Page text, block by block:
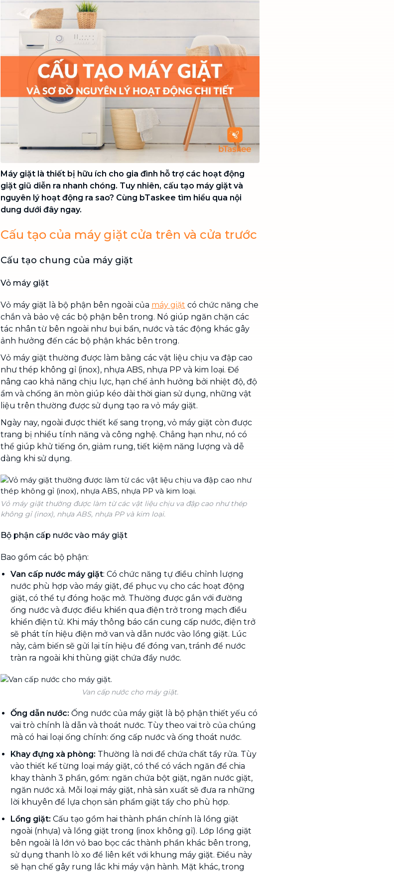
Chuyển nhà trọn gói, không lo dọn
dẹp nơi đi nơi đến
Vệ sinh công nghiệp NEW
Vệ sinh chuyên nghiệp cho văn
phòng, nhà xưởng, công trình lớn
Máy giặt là thiết bị hữu ích cho gia đình hỗ trợ các hoạt động
giặt giũ diễn ra nhanh chóng. Tuy nhiên, cấu tạo máy giặt và
nguyên lý hoạt động ra sao? Cùng bTaskee tìm hiểu qua nội
dung dưới đây ngay.
Cấu tạo của máy giặt cửa trên và cửa trước
Cấu tạo chung của máy giặt
Vỏ máy giặt
Vỏ máy giặt là bộ phận bên ngoài của máy giặt có chức năng che
chắn và bảo vệ các bộ phận bên trong. Nó giúp ngăn chặn các
tác nhân từ bên ngoài như bụi bẩn, nước và tác động khác gây
ảnh hưởng đến các bộ phận khác bên trong.
Vỏ máy giặt thường được làm bằng các vật liệu chịu va đập cao
như thép không gỉ (inox), nhựa ABS, nhựa PP và kim loại. Để
nâng cao khả năng chịu lực, hạn chế ảnh hưởng bởi nhiệt độ, độ
ẩm và chống ăn mòn giúp kéo dài thời gian sử dụng, những vật
liệu trên thường được sử dụng tạo ra vỏ máy giặt.
Ngày nay, ngoài được thiết kế sang trọng, vỏ máy giặt còn được
trang bị nhiều tính năng và công nghệ. Chẳng hạn như, nó có
thể giúp khử tiếng ồn, giảm rung, tiết kiệm năng lượng và dễ
dàng khi sử dụng.
Vỏ máy giặt thường được làm từ các vật liệu chịu va đập cao như thép
không gỉ (inox), nhựa ABS, nhựa PP và kim loại.
Bộ phận cấp nước vào máy giặt
Bao gồm các bộ phận:
Van cấp nước máy giặt: Có chức năng tự điều chỉnh lượng
nước phù hợp vào máy giặt, để phục vụ cho các hoạt động
giặt, có thể tự đóng hoặc mở. Thường được gắn với đường
ống nước và được điều khiển qua điện trở trong mạch điều
khiển điện tử. Khi máy thông báo cần cung cấp nước, điện trở
sẽ phát tín hiệu điện mở van và dẫn nước vào lồng giặt. Lúc
này, cảm biến sẽ gửi lại tín hiệu để đóng van, tránh để nước
tràn ra ngoài khi thùng giặt chứa đầy nước.
Van cấp nước cho máy giặt.
Ống dẫn nước: Ống nước của máy giặt là bộ phận thiết yếu có
vai trò chính là dẫn và thoát nước. Tùy theo vai trò của chúng
mà có hai loại ống chính: ống cấp nước và ống thoát nước.
Khay đựng xà phòng: Thường là nơi để chứa chất tẩy rửa. Tùy
vào thiết kế từng loại máy giặt, có thể có vách ngăn để chia
khay thành 3 phần, gồm: ngăn chứa bột giặt, ngăn nước giặt,
ngăn nước xả. Mỗi loại máy giặt, nhà sản xuất sẽ đưa ra những
lời khuyên để lựa chọn sản phẩm giặt tẩy cho phù hợp.
Lồng giặt: Cấu tạo gồm hai thành phần chính là lồng giặt
ngoài (nhựa) và lồng giặt trong (inox không gỉ). Lớp lồng giặt
bên ngoài là lớn vỏ bao bọc các thành phần khác bên trong,
sử dụng thanh lò xo để liên kết với khung máy giặt. Điều này
sẽ hạn chế gây rung lắc khi máy vận hành. Mặt khác, trong